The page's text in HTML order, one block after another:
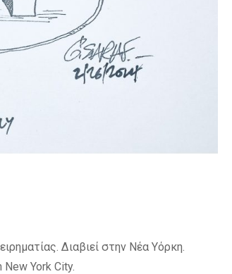
Διαβιεί στην Νέα Υόρκη.
York City.